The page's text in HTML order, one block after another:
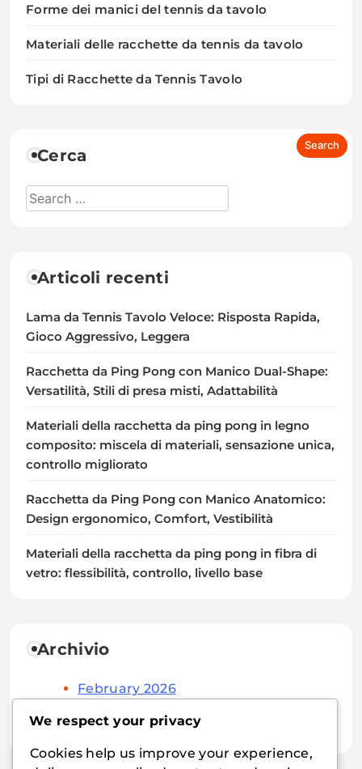
Forme dei manici del tennis da tavolo
Materiali delle racchette da tennis da tavolo
Tipi di Racchette da Tennis Tavolo
Cerca
Articoli recenti
Lama da Tennis Tavolo Veloce: Risposta Rapida,
Gioco Aggressivo, Leggera
Racchetta da Ping Pong con Manico Dual-Shape:
Versatilità, Stili di presa misti, Adattabilità
Materiali della racchetta da ping pong in legno
composito: miscela di materiali, sensazione unica,
controllo migliorato
Racchetta da Ping Pong con Manico Anatomico:
Design ergonomico, Comfort, Vestibilità
Materiali della racchetta da ping pong in fibra di
vetro: flessibilità, controllo, livello base
Archivio
February 2026
We respect your privacy
Cookies help us improve your experience,